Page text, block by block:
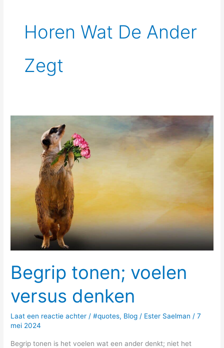
Horen Wat De Ander
Zegt
Begrip tonen; voelen
versus denken
Laat een reactie achter /#quotes, Blog / Ester Saelman/7
mei 2024
Begrip tonen is het voelen wat een ander denkt; niet het